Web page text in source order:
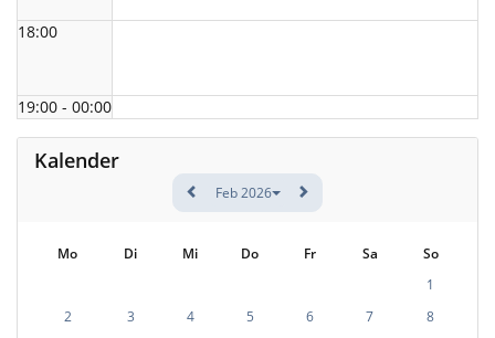
18:00
19:00 - 00:00
Kalender
Feb 2026
Mo Di Mi Do Fr Sa
So
1
2
3 4 5 6 7
8